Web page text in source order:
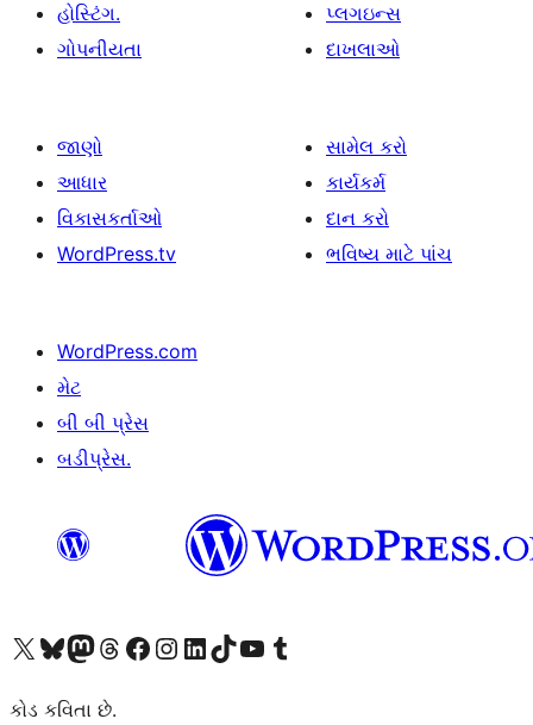
હોસ્ટિંગ.
ગોપનીયતા
પ્લગઇન્સ
દાખલાઓ
જાણો
આધાર
વિકાસકર્તાઓ
WordPress.tv
સામેલ કરો
કાર્યકર્મ
દાન કરો
ભવિષ્ય માટે પાંચ
WordPress.com
મેટ
બી બી પ્રેસ
બડીપ્રેસ.
અમારા X (અગાઉ ટ્વિટર) એકાઉન્ટની મુલાકાત લોઅમારા Bluesky એકાઉન્ટની મુલાકાત લોઅમારા માસ્ટોડોન એકાઉન્ટની મુલાકાત લોઅમારા Threads એકાઉન્ટની મુલાકાત લો અમારા ફેસબુક પેજની મુલાકાત લોઅમારા ઇન્સ્ટાગ્રામ એકાઉન્ટની મુલાકાત લો અમારા LinkedIn એકાઉન્ટની મુલાકાત લોઅમારા TikTok એકાઉન્ટની મુલાકાત લોઅમારી YouTube ચેનલની મુલાકાત લો અમારા Tumblr એકાઉન્ટની મુલાકાત લો
કોડ કવિતા છે.